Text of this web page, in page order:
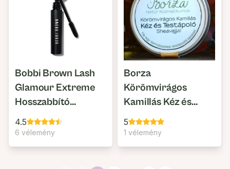
Bobbi Brown Lash
Glamour Extreme
Hosszabbító
Szempillaspirál
4.5
6 vélemény
Borza
Körömvirágos
Kamillás Kéz és
Testápoló Sheavajjal
5
1 vélemény